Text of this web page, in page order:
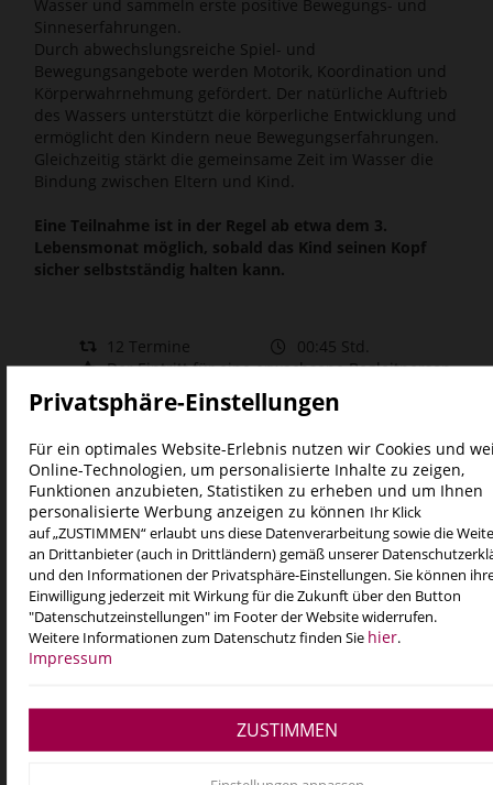
Wasser und sammeln erste positive Bewegungs- und
Sinneserfahrungen.
Durch abwechslungsreiche Spiel- und
Bewegungsangebote werden Motorik, Koordination und
Körperwahrnehmung gefördert. Der natürliche Auftrieb
des Wassers unterstützt die körperliche Entwicklung und
ermöglicht den Kindern neue Bewegungserfahrungen.
Gleichzeitig stärkt die gemeinsame Zeit im Wasser die
Bindung zwischen Eltern und Kind.
Eine Teilnahme ist in der Regel ab etwa dem 3.
Lebensmonat möglich, sobald das Kind seinen Kopf
sicher selbstständig halten kann.
12 Termine
00:45 Std.
Der Eintritt für eine erwachsene Begleitperson
ist inbegriffen; pro Kind ist eine Begleitperson
erlaubt.
Kurs Termin Uhrzeit Filiale
Säuglingsschwimmen
Kursstaffel
alle
Zu dem gewählten Termin werden keine Einzeltermine
1
Einträge gesamt: 0
Privatsphäre-Einstellungen
Für ein optimales Website-Erlebnis nutzen wir Cookies und
Online-Technologien, um personalisierte Inhalte zu zeigen,
Funktionen anzubieten, Statistiken zu erheben und um Ihnen
personalisierte Werbung anzeigen zu können Ihr Klick
auf „ZUSTIMMEN“ erlaubt uns diese Datenverarbeitung sowie die
an Drittanbieter (auch in Drittländern) gemäß unserer
und den Informationen der Privatsphäre-Einstellungen. Sie können
Einwilligung jederzeit mit Wirkung für die Zukunft über den Button
"Datenschutzeinstellungen" im Footer der Website widerrufen.
Weitere Informationen zum Datenschutz finden Sie hier.
Impressum
ZUSTIMMEN